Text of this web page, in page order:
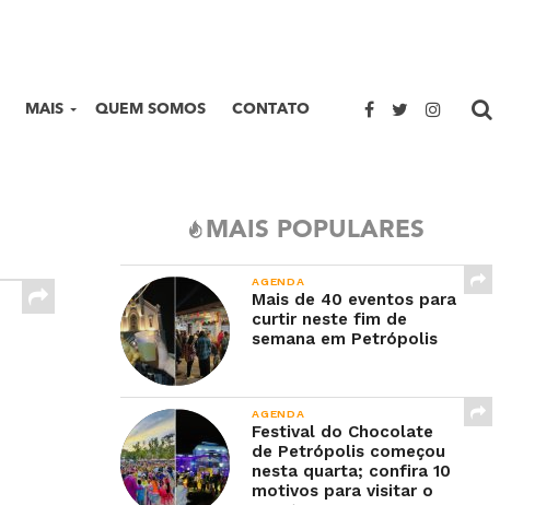
MAIS QUEM SOMOS CONTATO
MAIS POPULARES
AGENDA
Mais de 40 eventos para
curtir neste fim de
semana em Petrópolis
AGENDA
Festival do Chocolate
de Petrópolis começou
nesta quarta; confira 10
motivos para visitar o